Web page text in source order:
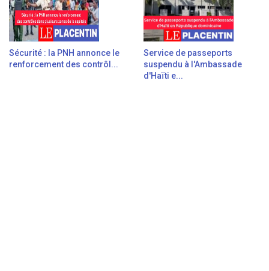
Sécurité : la PNH annonce le
renforcement des contrôl...
Service de passeports
suspendu à l'Ambassade
d'Haïti e...